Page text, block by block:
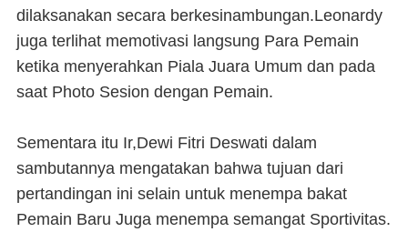
dilaksanakan secara berkesinambungan.Leonardy
juga terlihat memotivasi langsung Para Pemain
ketika menyerahkan Piala Juara Umum dan pada
saat Photo Sesion dengan Pemain.
Sementara itu Ir,Dewi Fitri Deswati dalam
sambutannya mengatakan bahwa tujuan dari
pertandingan ini selain untuk menempa bakat
Pemain Baru Juga menempa semangat Sportivitas.